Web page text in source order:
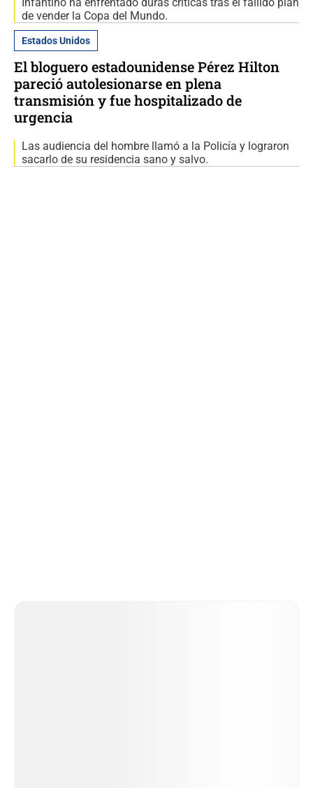
Infantino ha enfrentado duras críticas tras el fallido plan
de vender la Copa del Mundo.
Estados Unidos
El bloguero estadounidense Pérez Hilton
pareció autolesionarse en plena
transmisión y fue hospitalizado de
urgencia
Las audiencia del hombre llamó a la Policía y lograron
sacarlo de su residencia sano y salvo.